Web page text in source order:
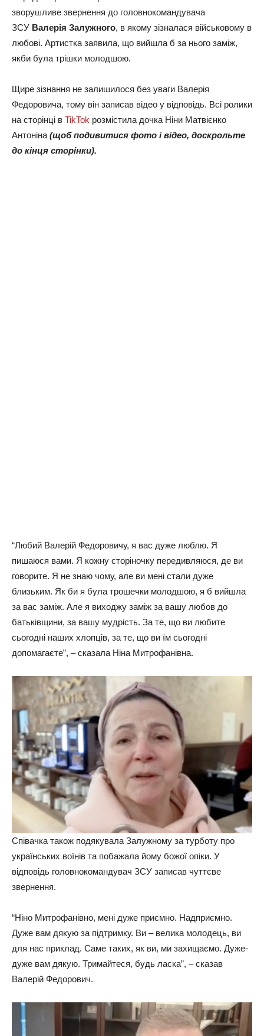
зворушливе звернення до головнокомандувача
ЗСУ Валерія Залужного, в якому зізналася військовому в
любові. Артистка заявила, що вийшла б за нього заміж,
якби була трішки молодшою.
Щире зізнання не залишилося без уваги Валерія
Федоровича, тому він записав відео у відповідь. Всі ролики
на сторінці в TikTok розмістила дочка Ніни Матвієнко
Антоніна (щоб подивитися фото і відео, доскрольте
до кінця сторінки).
“Любий Валерій Федоровичу, я вас дуже люблю. Я
пишаюся вами. Я кожну сторіночку передивляюся, де ви
говорите. Я не знаю чому, але ви мені стали дуже
близьким. Як би я була трошечки молодшою, я б вийшла
за вас заміж. Але я виходжу заміж за вашу любов до
батьківщини, за вашу мудрість. За те, що ви любите
сьогодні наших хлопців, за те, що ви їм сьогодні
допомагаєте”, – сказала Ніна Митрофанівна.
Співачка також подякувала Залужному за турботу про
українських воїнів та побажала йому божої опіки. У
відповідь головнокомандувач ЗСУ записав чуттєве
звернення.
“Ніно Митрофанівно, мені дуже приємно. Надприємно.
Дуже вам дякую за підтримку. Ви – велика молодець, ви
для нас приклад. Саме таких, як ви, ми захищаємо. Дуже-
дуже вам дякую. Тримайтеся, будь ласка”, – сказав
Валерій Федорович.